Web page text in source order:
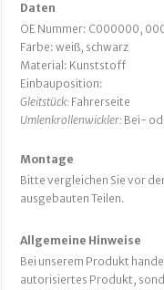
Daten
OE Nummer: C000000,
Farbe:weiß, schwarz
Material: Kunststoff
Einbauposition:
Gleitstück: Fahrerseite
Umlenkrollenwickler: Bei-
Montage
Bitte vergleichen Sie vor
ausgebauten Teilen.
Allgemeine Hinweise
Bei unserem Produkt
autorisiertes Produkt,